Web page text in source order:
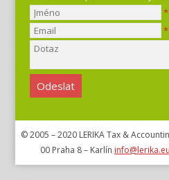
*
*
© 2005 – 2020 LERIKA Tax &
00 Praha 8 – Karlín info@lerika.eu